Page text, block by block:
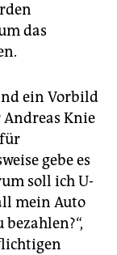
das
ein Vorbild
Knie
gebe es
soll ich U-
mein Auto